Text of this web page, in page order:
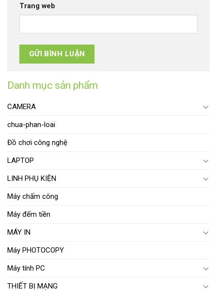
Danh mục sản phẩm
CAMERA
chua-phan-loai
Đồ chơi công nghệ
LAPTOP
LINH PHỤ KIỆN
Máy chấm công
Máy đếm tiền
MÁY IN
Máy PHOTOCOPY
Máy tính PC
THIẾT BỊ MẠNG
Trang web